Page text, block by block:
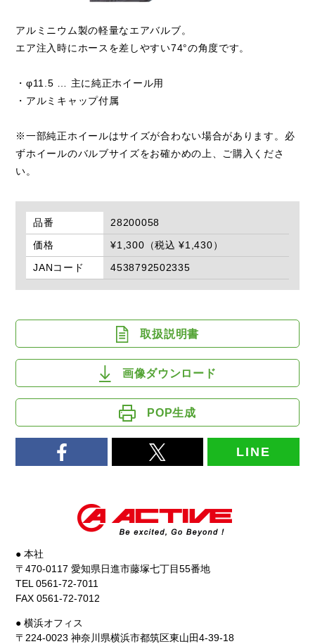
アルミニウム製の軽量なエアバルブ。
エア注入時にホースを差しやすい74°の角度です。
・φ11.5 … 主に純正ホイール用
・アルミキャップ付属
※一部純正ホイールはサイズが合わない場合があります。必
ずホイールのバルブサイズをお確かめの上、ご購入くださ
い。
品番
28200058
価格
¥1,300（税込 ¥1,430）
JANコード
4538792502335
取扱説明書
画像ダウンロード
POP生成
LINE
● 本社
〒470-0117 愛知県日進市藤塚七丁目55番地
TEL 0561-72-7011
FAX 0561-72-7012
● 横浜オフィス
〒224-0023 神奈川県横浜市都筑区東山田4-39-18